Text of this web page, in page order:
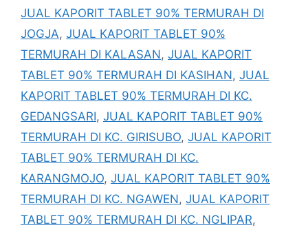
JUAL KAPORIT TABLET 90% TERMURAH DI
JOGJA, JUAL KAPORIT TABLET 90%
TERMURAH DI KALASAN, JUAL KAPORIT
TABLET 90% TERMURAH DI KASIHAN, JUAL
KAPORIT TABLET 90% TERMURAH DI KC.
GEDANGSARI, JUAL KAPORIT TABLET 90%
TERMURAH DI KC. GIRISUBO, JUAL KAPORIT
TABLET 90% TERMURAH DI KC.
KARANGMOJO, JUAL KAPORIT TABLET 90%
TERMURAH DI KC. NGAWEN, JUAL KAPORIT
TABLET 90% TERMURAH DI KC. NGLIPAR,